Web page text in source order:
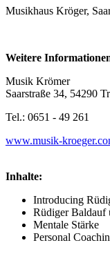
Musikhaus Kröger,
Weitere
Musik Krömer
Saarstraße 34, 54290
Tel.: 0651 - 49 261
www.musik-
Inhalte:
Introducing
Rüdiger Baldauf
Mentale Stärke
Personal